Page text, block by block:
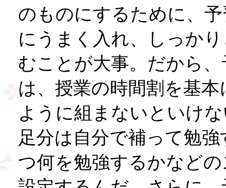
のものにするために、
にうまく入れ、しっか
むことが大事。だから
は、授業の時間割を基
ように組まないといけ
足分は自分で補って勉
つ何を勉強するかなど